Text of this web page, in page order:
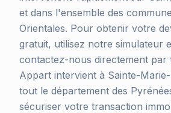
et dans l'ensemble des
Orientales. Pour obtenir votre
gratuit, utilisez notre simulateur
contactez-nous directement par
Appart intervient à Sainte-
tout le département des
sécuriser votre transaction